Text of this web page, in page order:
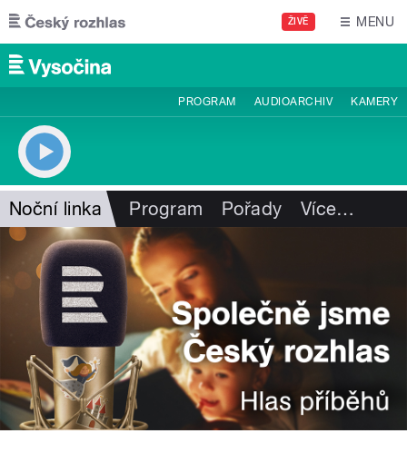
Přejít k hlavnímu obsahu
ŽIVĚ MENU
PROGRAM AUDIOARCHIV KAMERY
Noční linka Program Pořady Více…